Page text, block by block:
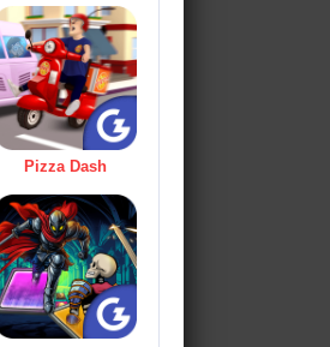
Pizza Dash